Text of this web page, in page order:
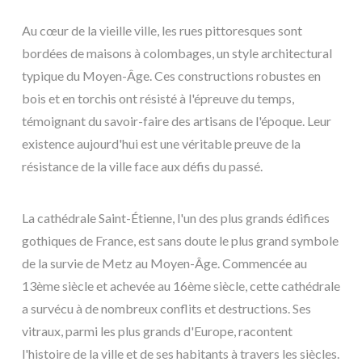
Au cœur de la vieille ville, les rues pittoresques sont
bordées de maisons à colombages, un style architectural
typique du Moyen-Âge. Ces constructions robustes en
bois et en torchis ont résisté à l'épreuve du temps,
témoignant du savoir-faire des artisans de l'époque. Leur
existence aujourd'hui est une véritable preuve de la
résistance de la ville face aux défis du passé.
La cathédrale Saint-Étienne, l'un des plus grands édifices
gothiques de France, est sans doute le plus grand symbole
de la survie de Metz au Moyen-Âge. Commencée au
13ème siècle et achevée au 16ème siècle, cette cathédrale
a survécu à de nombreux conflits et destructions. Ses
vitraux, parmi les plus grands d'Europe, racontent
l'histoire de la ville et de ses habitants à travers les siècles.